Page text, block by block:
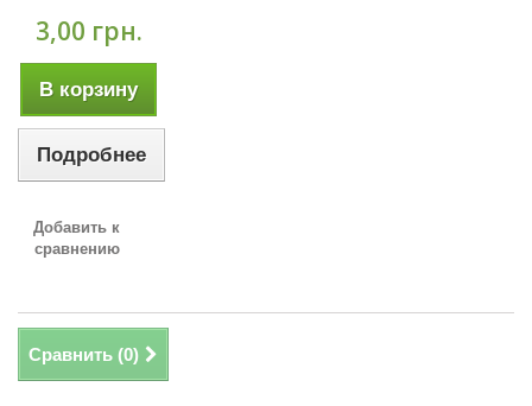
3,00 грн.
В корзину
Подробнее
Добавить к
сравнению
Сравнить (0)